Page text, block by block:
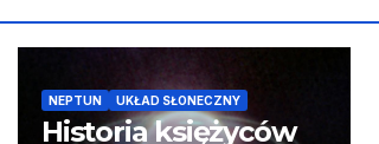
NEPTUN UKŁAD SŁONECZNY
Historia księżyców